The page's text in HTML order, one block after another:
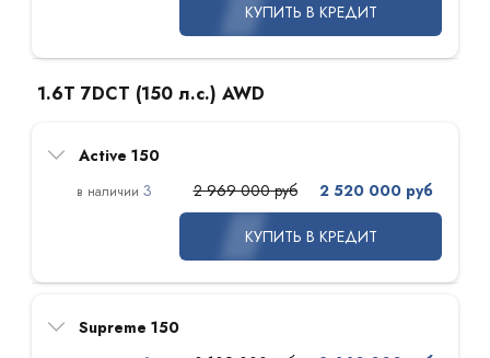
КУПИТЬ В КРЕДИТ
1.6T 7DCT (150 л.с.) AWD
Active 150
3
2 969 000 руб 2 520 000 руб
КУПИТЬ В КРЕДИТ
Supreme 150